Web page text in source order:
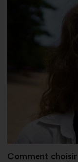
Comment